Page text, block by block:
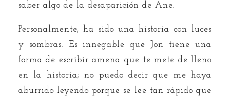
saber algo de la desaparición de Ane.
Personalmente, ha sido una historia con luces
y sombras. Es innegable que Jon tiene una
forma de escribir amena que te mete de lleno
en la historia; no puedo decir que me haya
aburrido leyendo porque se lee tan rápido que